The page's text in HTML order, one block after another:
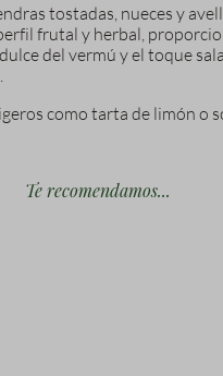
tostadas, nueces y
frutal y herbal,
del vermú y el toque
como tarta de limón o
Te recomendamos...